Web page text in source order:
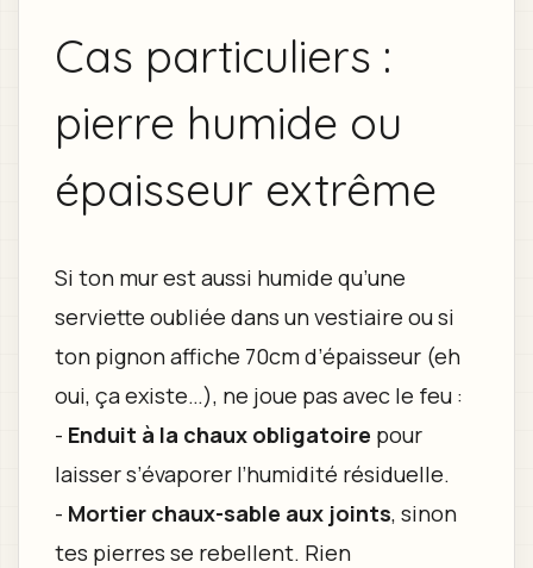
Cas particuliers :
pierre humide ou
épaisseur extrême
Si ton mur est aussi humide qu’une
serviette oubliée dans un vestiaire ou si
ton pignon affiche 70cm d’épaisseur (eh
oui, ça existe…), ne joue pas avec le feu :
- Enduit à la chaux obligatoire pour
laisser s’évaporer l’humidité résiduelle.
- Mortier chaux-sable aux joints, sinon
tes pierres se rebellent. Rien